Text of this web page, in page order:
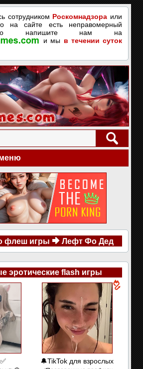
сотрудником Роскомнадзора или
на сайте есть неправомерный
то напишите нам на
и мы в течении суток
флеш игры Лефт Фо Дед
эротические flash игры
🔔TikTok для взрослых